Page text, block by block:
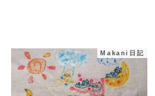
Makani日記